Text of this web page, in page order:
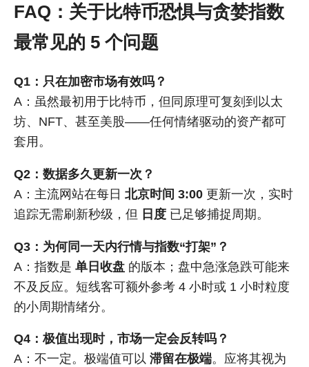
FAQ：关于比特币恐惧与贪婪指数
最常见的 5 个问题
Q1：只在加密市场有效吗？
A：虽然最初用于比特币，但同原理可复刻到以太
坊、NFT、甚至美股——任何情绪驱动的资产都可
套用。
Q2：数据多久更新一次？
A：主流网站在每日 北京时间 3:00 更新一次，实时
追踪无需刷新秒级，但 日度 已足够捕捉周期。
Q3：为何同一天内行情与指数“打架”？
A：指数是 单日收盘 的版本；盘中急涨急跌可能来
不及反应。短线客可额外参考 4 小时或 1 小时粒度
的小周期情绪分。
Q4：极值出现时，市场一定会反转吗？
A：不一定。极端值可以 滞留在极端。应将其视为